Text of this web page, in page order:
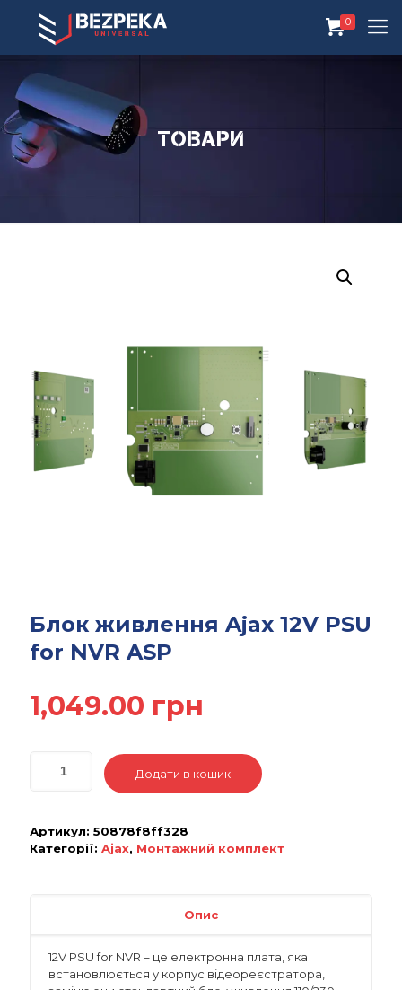
0
Товари
Блок живлення Ajax 12V PSU
for NVR ASP
1,049.00 грн
Додати в кошик
Артикул: 50878f8ff328
Категорії: Ajax, Монтажний комплект
Опис
12V PSU for NVR – це електронна плата, яка
встановлюється у корпус відеореєстратора,